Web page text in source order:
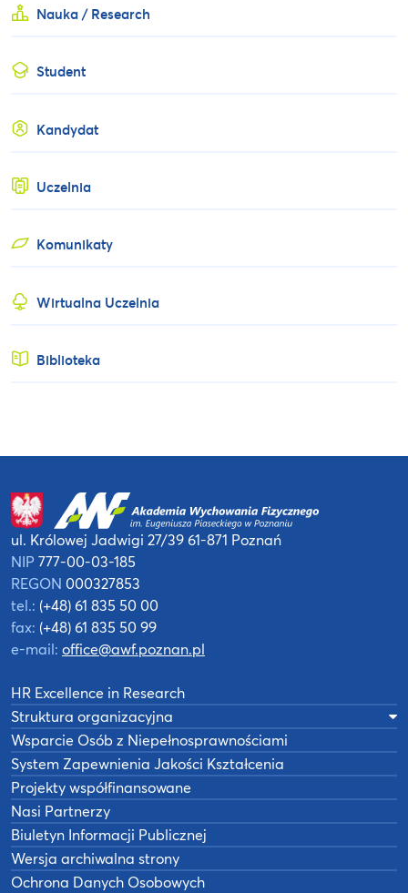
Nauka / Research
Student
Kandydat
Uczelnia
Komunikaty
Wirtualna Uczelnia
Biblioteka
ul. Królowej Jadwigi 27/3961-871 Poznań
NIP 777-00-03-185
REGON 000327853
tel.: (+48) 61 835 50 00
fax: (+48) 61 835 50 99
e-mail: office@awf.poznan.pl
HR Excellence in Research
Struktura organizacyjna
Wsparcie Osób z Niepełnosprawnościami
System Zapewnienia Jakości Kształcenia
Projekty współfinansowane
Nasi Partnerzy
Biuletyn Informacji Publicznej
Wersja archiwalna strony
Ochrona Danych Osobowych